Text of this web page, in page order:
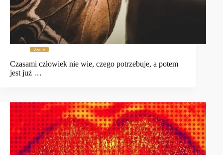
Życie
Czasami człowiek nie wie, czego potrzebuje, a potem
jest już …